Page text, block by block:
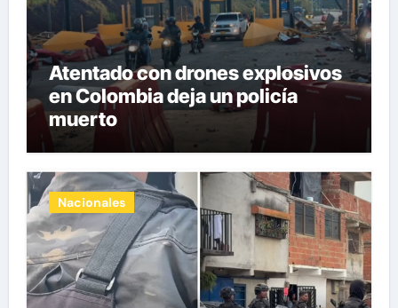
Atentado con drones explosivos
en Colombia deja un policía
muerto
Nacionales